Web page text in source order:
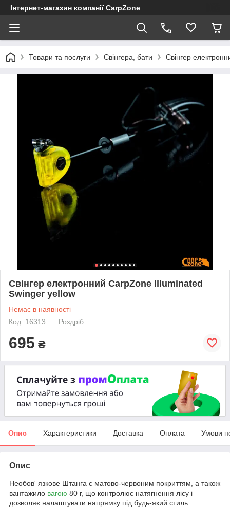
Інтернет-магазин компанії CarpZone
Товари та послуги Свінгера, бати Свінгер
Свінгер електронний CarpZone Illuminated
Swinger yellow
Немає в наявності
Код: 16313
Роздріб
695 ₴
Опис Характеристики Доставка Оплата Умови
Опис
Необов' язкове Штанга с матово-червоним покриттям, а також
вантажило вагою 80 г, що контролює натягнення лісу і
дозволяє налаштувати напрямку під будь-який стиль